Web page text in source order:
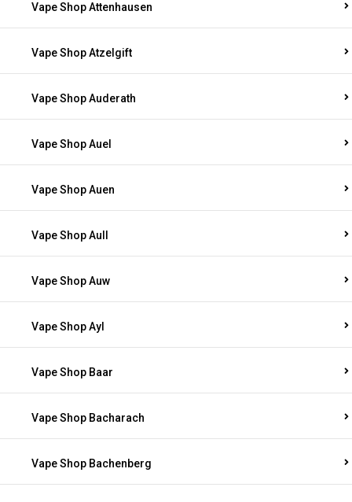
Vape Shop Attenhausen
Vape Shop Atzelgift
Vape Shop Auderath
Vape Shop Auel
Vape Shop Auen
Vape Shop Aull
Vape Shop Auw
Vape Shop Ayl
Vape Shop Baar
Vape Shop Bacharach
Vape Shop Bachenberg